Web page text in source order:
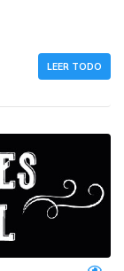
LEER TODO